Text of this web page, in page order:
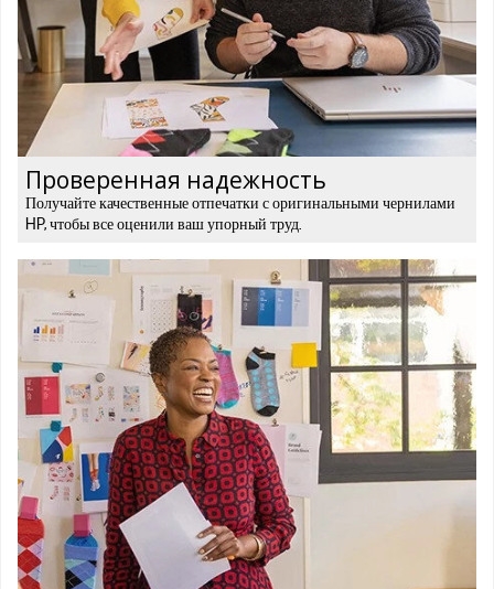
Проверенная надежность
Получайте качественные отпечатки с оригинальными чернилами
HP, чтобы все оценили ваш упорный труд.